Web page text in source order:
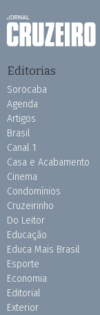
Editorias
Sorocaba
Agenda
Artigos
Brasil
Canal 1
Casa e Acabamento
Cinema
Condomínios
Cruzeirinho
Do Leitor
Educação
Educa Mais Brasil
Esporte
Economia
Editorial
Exterior